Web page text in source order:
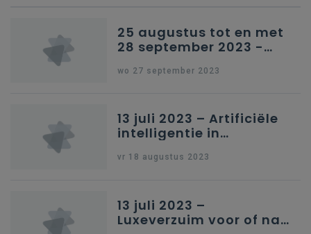
25 augustus tot en met
28 september 2023 -
wo 27 september 2023
13 juli 2023 – Artificiële
intelligentie in
vr 18 augustus 2023
13 juli 2023 –
Luxeverzuim voor of na